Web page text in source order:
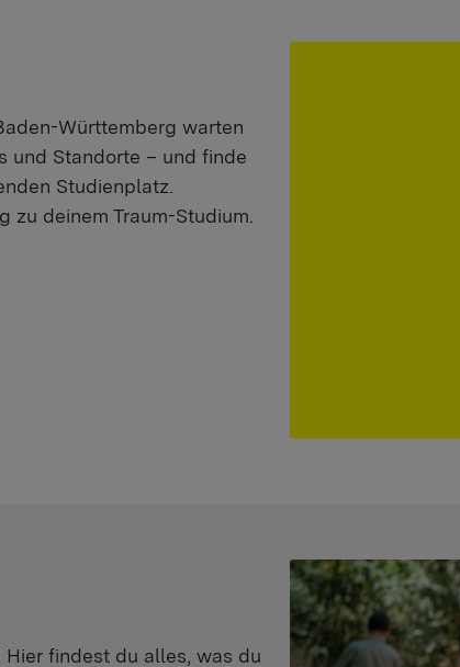
Württemberg warten
und Standorte – und finde
Studienplatz.
deinem Traum-Studium.
Hier findest du alles, was du